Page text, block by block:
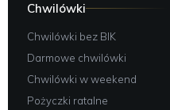
Chwilówki
Chwilówki bez BIK
Darmowe chwilówki
Chwilówki w weekend
Pożyczki ratalne